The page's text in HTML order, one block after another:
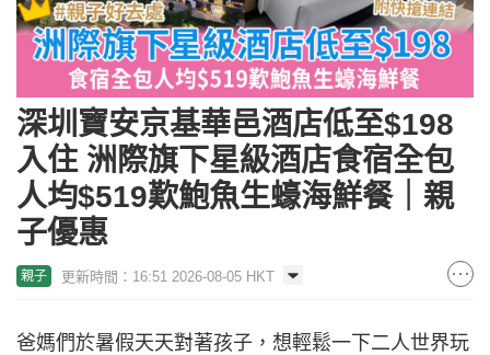
深圳寶安京基華邑酒店低至$198
入住 洲際旗下星級酒店食宿全包
人均$519歎鮑魚生蠔海鮮餐｜親
子優惠
親子 更新時間：16:51 2026-08-05 HKT
爸媽們於暑假天天對著孩子，想輕鬆一下二人世界玩